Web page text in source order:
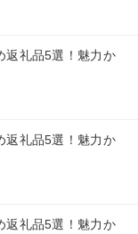
返礼品5選！魅力か
返礼品5選！魅力か
返礼品5選！魅力か